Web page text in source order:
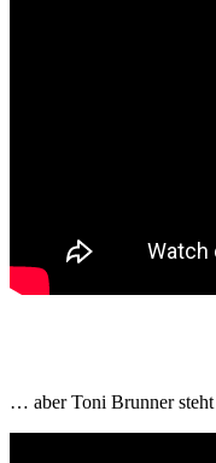
… aber Toni Brunner